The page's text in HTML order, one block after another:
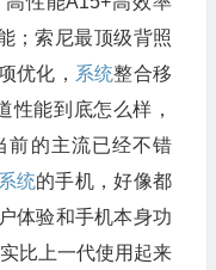
；索尼最顶级背照
优化， 系统整合移
性能到底怎么样，
前的主流已经不错
统的手机，好像都
体验和手机本身功
比上一代使用起来